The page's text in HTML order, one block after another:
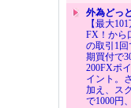
外為どっ
【最大
FX！から
の取引1回
期買付で
200FXポ
イント。
加え、ス
で1000円